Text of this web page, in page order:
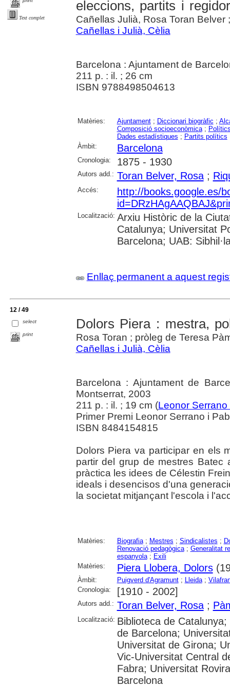
Text complet
eleccions, partits i
Cañellas Julià, Rosa Toran Belver
Cañellas i Julià, Cèlia
Barcelona : Ajuntament de
211 p. : il. ; 26 cm
ISBN 9788498504613
Matèries: Ajuntament; Diccionari biogràfic ;
Composició socioeconòmica;
Dades estadístiques ; Partits polítics
Àmbit:
Barcelona
Cronologia: 1875 - 1930
Autors add.: Toran Belver, Rosa;
Accés:
http://books.google.es/
Localització: Arxiu Històric de la
Catalunya; Universitat
Barcelona; UAB:
Enllaç permanent a aquest
12 / 49
select
print
Dolors Piera : mestra,
Rosa Toran ; pròleg de Teresa
Cañellas i Julià, Cèlia
Barcelona : Ajuntament de
Montserrat, 2003
211 p. : il. ; 19 cm (Leonor Serrano
Primer Premi Leonor Serrano i
ISBN 8484154815
Dolors Piera va participar en els
partir del grup de mestres
pràctica les idees de Célestin
ideals i desencisos d'una
la societat mitjançant l'escola i
Matèries: Biografia; Mestres ; Sindicalistes ;
Renovació pedagògica; Generalitat
espanyola; Exili
Matèries:
Piera Llobera, Dolors
Àmbit: Puigverd d'Agramunt; Lleida;
Cronologia:
[1910 - 2002]
Autors add.: Toran Belver, Rosa;
Localització: Biblioteca de
de Barcelona;
Universitat de Girona;
Vic-Universitat Central
Fabra; Universitat
Barcelona